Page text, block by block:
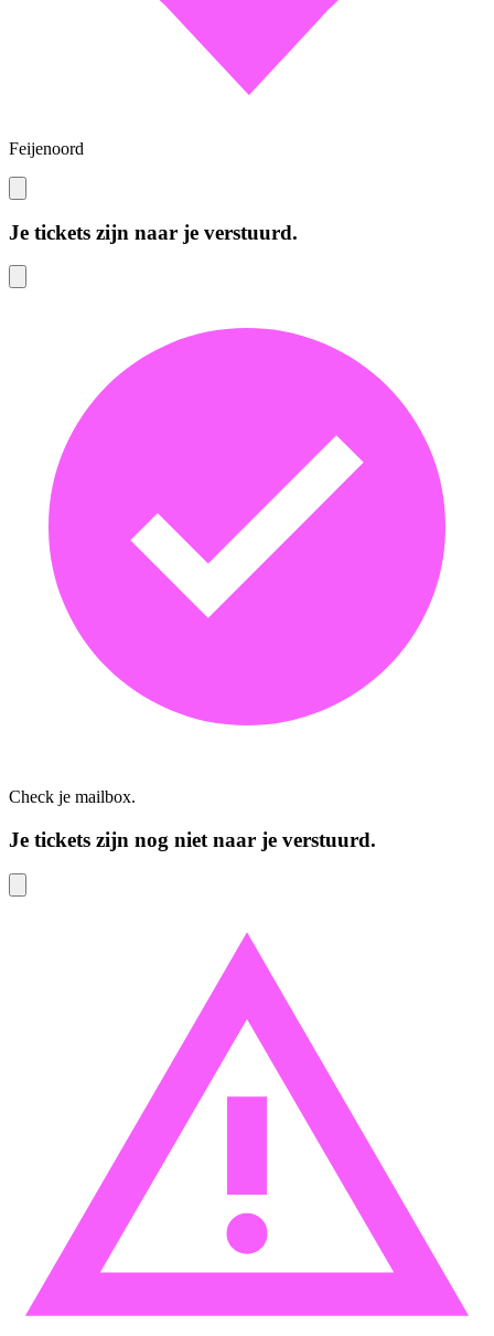
Feijenoord
Je tickets zijn naar je verstuurd.
Check je mailbox.
Je tickets zijn nog niet naar je verstuurd.